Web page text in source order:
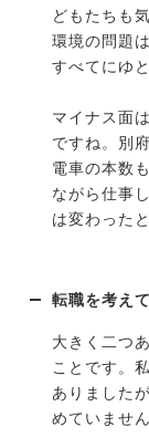
どもたちも
環境の問題
すべてにゆ
マイナス面
ですね。別
電車の本数
ながら仕事
は変わった
転職を考え
大きく二つ
ことです。
ありました
めていませ